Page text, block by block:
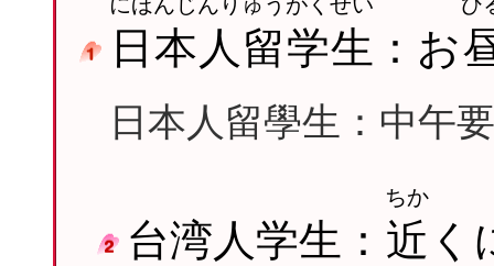
日本人留学生 ：お
日本人留學生：中午
台湾人学生： 近
ちか
く